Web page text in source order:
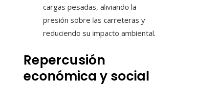
cargas pesadas, aliviando la
presión sobre las carreteras y
reduciendo su impacto ambiental.
Repercusión
económica y social